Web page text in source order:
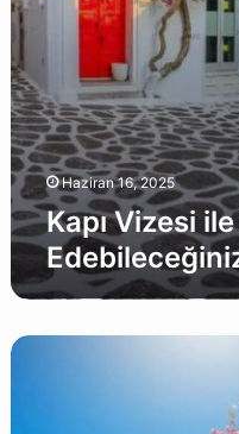
Haziran 16, 2025
Kapı Vizesi
2026